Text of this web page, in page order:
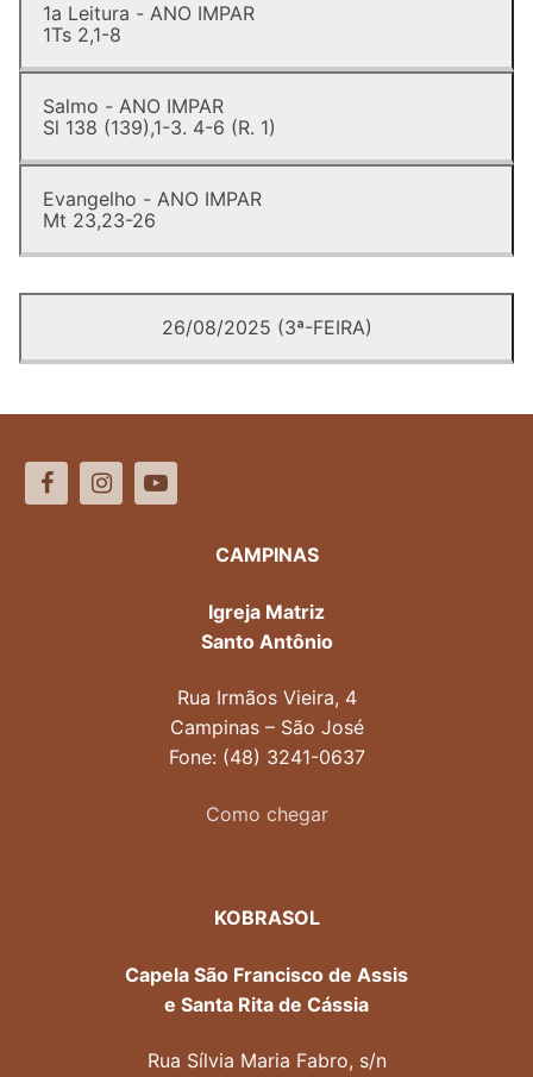
1a Leitura - ANO IMPAR
1Ts 2,1-8
Salmo - ANO IMPAR
Sl 138 (139),1-3. 4-6 (R. 1)
Evangelho - ANO IMPAR
Mt 23,23-26
26/08/2025 (3ª-FEIRA)
CAMPINAS
Igreja Matriz
Santo Antônio
Rua Irmãos Vieira, 4
Campinas – São José
Fone: (48) 3241-0637
Como chegar
KOBRASOL
Capela São Francisco de Assis
e Santa Rita de Cássia
Rua Sílvia Maria Fabro, s/n